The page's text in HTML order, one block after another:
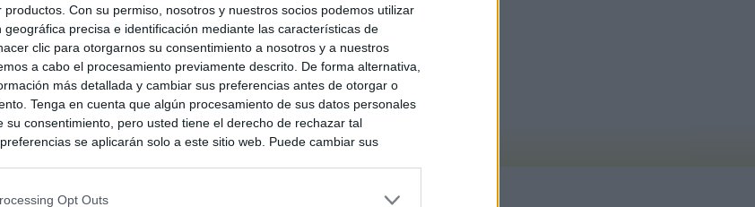
Con su permiso, nosotros y nuestros socios podemos utilizar
geográfica precisa e identificación mediante las características de
clic para otorgarnos su consentimiento a nosotros y a nuestros
a cabo el procesamiento previamente descrito. De forma alternativa,
más detallada y cambiar sus preferencias antes de otorgar o
Tenga en cuenta que algún procesamiento de sus datos personales
su consentimiento, pero usted tiene el derecho de rechazar tal
se aplicarán solo a este sitio web. Puede cambiar sus
Opt Outs